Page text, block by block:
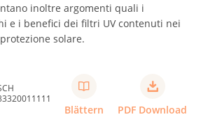
inoltre argomenti quali i
e i benefici dei filtri UV contenuti nei
solare.
Blättern PDF Download